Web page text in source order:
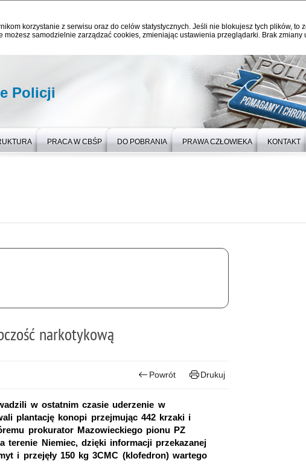
korzystanie z serwisu oraz do celów statystycznych. Jeśli nie blokujesz tych plików, to
samodzielnie zarządzać cookies, zmieniając ustawienia przeglądarki. Brak zmiany
Policji
PRACA W CBŚP DO POBRANIA PRAWA CZŁOWIEKA KONTAKT
narkotykową
Powrót Drukuj
w ostatnim czasie uderzenie w
plantację konopi przejmując 442 krzaki i
prokurator Mazowieckiego pionu PZ
terenie Niemiec, dzięki informacji przekazanej
i przejęły 150 kg 3CMC (klofedron) wartego